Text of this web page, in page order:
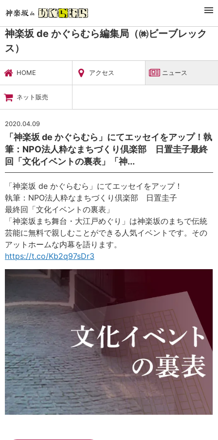
暮らし・娯楽
神楽坂 de かぐらむら編集局（㈱ビーブレックス）
ニュース
神楽坂 de かぐらむら編集局（㈱ビーブレック
ス）
HOME アクセス ニュース
ネット販売
2020.04.09
「神楽坂 de かぐらむら」にてエッセイをアップ！執
筆：NPO法人粋なまちづくり倶楽部 日置圭子最終
回「文化イベントの裏表」「神...
「神楽坂 de かぐらむら」にてエッセイをアップ！
執筆：NPO法人粋なまちづくり倶楽部 日置圭子
最終回「文化イベントの裏表」
「神楽坂まち舞台・大江戸めぐり」は神楽坂のまちで伝統
芸能に無料で親しむことができる人気イベントです。その
アットホームな内幕を語ります。
https://t.co/Kb2q97sDr3